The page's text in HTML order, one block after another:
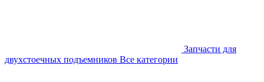
Запчасти для
двухстоечных подъемников Все категории